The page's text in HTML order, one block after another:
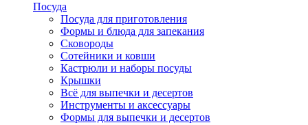
Посуда
Посуда для приготовления
Формы и блюда для запекания
Сковороды
Сотейники и ковши
Кастрюли и наборы посуды
Крышки
Всё для выпечки и десертов
Инструменты и аксессуары
Формы для выпечки и десертов